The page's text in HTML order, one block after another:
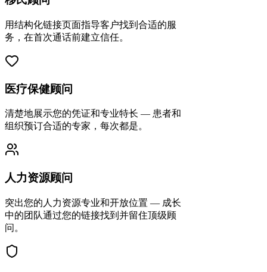
用结构化链接页面指导客户找到合适的服
务，在首次通话前建立信任。
医疗保健顾问
清楚地展示您的凭证和专业特长 — 患者和
组织预订合适的专家，每次都是。
人力资源顾问
突出您的人力资源专业和开放位置 — 成长
中的团队通过您的链接找到并留住顶级顾
问。